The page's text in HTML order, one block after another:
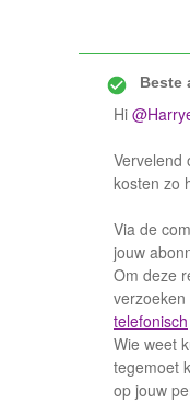
Beste
Hi
Vervelend
kosten zo
Via de
jouw
Om deze
telefonisch
Wie weet
tegemoet
op jouw